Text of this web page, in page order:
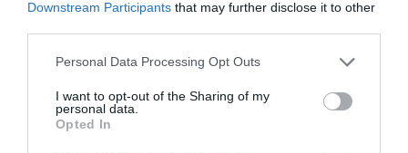
Downstream Participants that may further disclose it to other
Personal Data Processing Opt Outs
I want to opt-out of the Sharing of my
personal data.
Opted In
Σχετικά Άρθρα